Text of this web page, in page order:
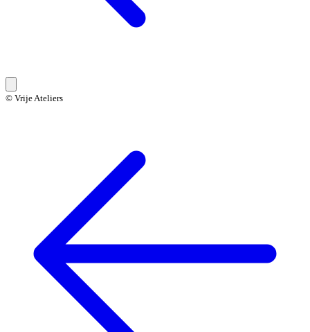
© Vrije Ateliers